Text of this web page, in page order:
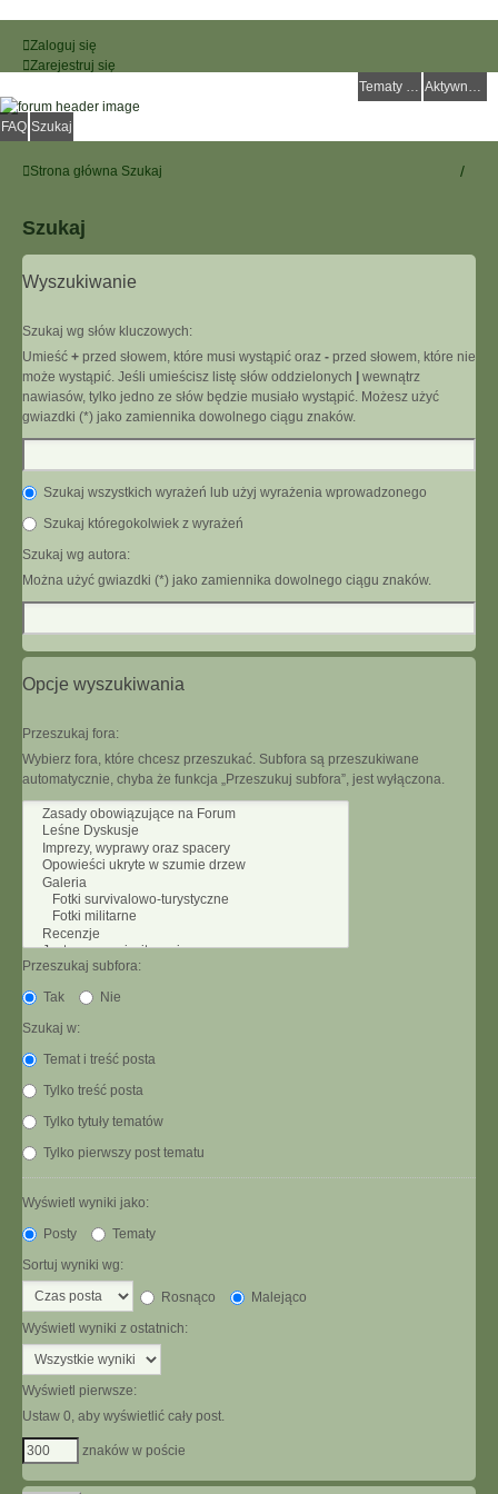
Zaloguj się
Zarejestruj się
Tematy bez odpowiedzi
Aktywne tematy
FAQ Szukaj
Strona główna Szukaj
Szukaj
Wyszukiwanie
Szukaj wg słów kluczowych:
Umieść + przed słowem, które musi wystąpić oraz - przed słowem, które nie
może wystąpić. Jeśli umieścisz listę słów oddzielonych
wewnątrz
nawiasów, tylko jedno ze słów będzie musiało wystąpić. Możesz użyć
gwiazdki (*) jako zamiennika dowolnego ciągu znaków.
Szukaj wszystkich wyrażeń lub użyj wyrażenia wprowadzonego
Szukaj któregokolwiek z wyrażeń
Szukaj wg autora:
Można użyć gwiazdki (*) jako zamiennika dowolnego ciągu znaków.
Opcje wyszukiwania
Przeszukaj fora:
Wybierz fora, które chcesz przeszukać. Subfora są przeszukiwane
automatycznie, chyba że funkcja „Przeszukuj subfora”, jest wyłączona.
Przeszukaj subfora:
Tak
Nie
Szukaj w:
Temat i treść posta
Tylko treść posta
Tylko tytuły tematów
Tylko pierwszy post tematu
Wyświetl wyniki jako:
Posty
Tematy
Sortuj wyniki wg:
Rosnąco
Malejąco
Wyświetl wyniki z ostatnich:
Wyświetl pierwsze:
Ustaw 0, aby wyświetlić cały post.
znaków w poście